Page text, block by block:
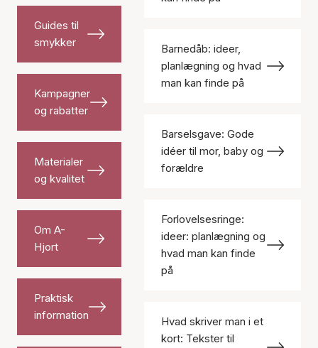
Guides til
smykker
Kampagner
og rabatter
Materialer
og kvalitet
Om A-
Hjort
Praktisk
information
Barnedåb: ideer,
planlægning og hvad
man kan finde på
Barselsgave: Gode
idéer til mor, baby og
forældre
Forlovelsesringe:
ideer: planlægning og
hvad man kan finde
på
Hvad skriver man i et
kort: Tekster til